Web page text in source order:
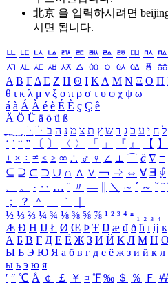
北京 을 입력하시려면
시면 됩니다.
ㅥ ㅦ ㅧ ㅨ ㅩ ㅪ ㅫ ㅬ ㅭ ㅮ ㅯ ㅰ
ㅺ ㅻ ㅼ ㅽ ㅾ ㅿ ㆀ ㆁ ㆂ ㆃ ㆄ ㆅ
Α Β ΓΔ Ε Ζ Η Θ Ι ΚΛ Μ Ν Ξ Ο Π
θ ι κ λ μ ν ξ ο π ρ σ τ υ φ χ ψ ω
á à Á À é è É È ç Ç ê
Ä Ö Ü ä ö ü ß
ִֶֹ ֻּ ׁׂ ל ח י ע כ ג ד ש ץ ת צ מ נ ה ב
‘ ’ “ ” 〔 〕 〈 〉 「 」 『 』 【 】
± × ÷ ≠ ≤ ≥ ∞ ∴ ♂ ♀ ∠ ⊥ ⌒ ∂ ∇ ≡
⊆ ⊇ ⊂ ⊃ ∪ ∩ ∧ ∨ ￢ ⇒ ⇔ ∀ ∃ ∮
、
。 · ‥ … ¨ 〃 ― ＼ ∼ ´ ～ ˇ ˘
；
？ ＾ ｀
½ ⅓ ⅔ ¼ ¾ ⅛ ⅜ ⅝ ⅞ ¹ ² ³ ⁴ ⁿ ₁ ₂ ₃ ₄
Æ Ð Ħ Ĳ Ł Ø Œ Þ Ŧ Ŋ æ đ ð ħ ı ĳ ĸ
А Б В Г Д Е Ё Ж З И Й К Л М Н О
Ы Ь Э Ю Я а б в г д е ё ж з и й к л
ы ь э ю я
′ ″ ℃ Å ￠ ￡ ￥ ¤ ℉ ‰ ＄ ％ Ｆ ￦